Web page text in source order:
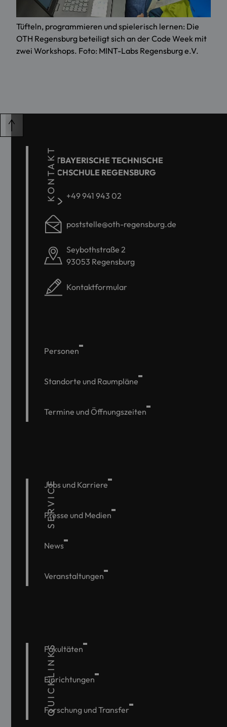
Tüfteln, programmieren und spielerisch lernen: Die
OTH Regensburg beteiligt sich an der Code Week mit
zwei Workshops. Foto: MINT-Labs Regensburg e.V.
KONTAKT
OSTBAYERISCHE TECHNISCHE
HOCHSCHULE REGENSBURG
+49 941 943 02
poststelle@oth-regensburg.de
Seybothstraße 2
93053 Regensburg
Kontaktformular
Personen
Standorte und Raumpläne
Termine und Öffnungszeiten
SERVICE
Jobs und Karriere
Presse und Medien
News
Veranstaltungen
QUICKLINKS
Fakultäten
Einrichtungen
Forschung und Transfer